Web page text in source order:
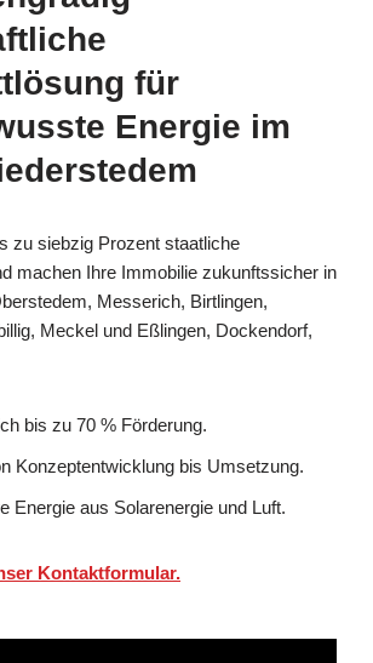
für
Energie im
zu siebzig Prozent staatliche
machen Ihre Immobilie zukunftssicher in
Messerich, Birtlingen,
Meckel und Eßlingen, Dockendorf,
bis zu 70 % Förderung.
Konzeptentwicklung bis Umsetzung.
Energie aus Solarenergie und Luft.
Kontaktformular.